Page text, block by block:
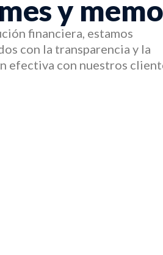
y
financiera, estamos
con la transparencia y la
efectiva con nuestros